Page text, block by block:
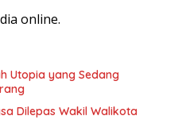
online.
Utopia yang Sedang
Dilepas Wakil Walikota